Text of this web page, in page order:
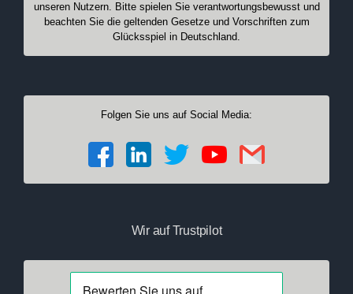
unseren Nutzern. Bitte spielen Sie verantwortungsbewusst und
beachten Sie die geltenden Gesetze und Vorschriften zum
Glücksspiel in Deutschland.
Folgen Sie uns auf Social Media:
Wir auf Trustpilot